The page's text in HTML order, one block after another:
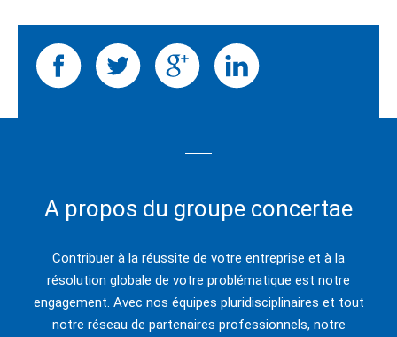
A propos du groupe concertae
Contribuer à la réussite de votre entreprise et à la
résolution globale de votre problématique est notre
engagement. Avec nos équipes pluridisciplinaires et tout
notre réseau de partenaires professionnels, notre